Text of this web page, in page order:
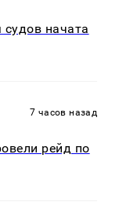
начата
7 часов назад
рейд по